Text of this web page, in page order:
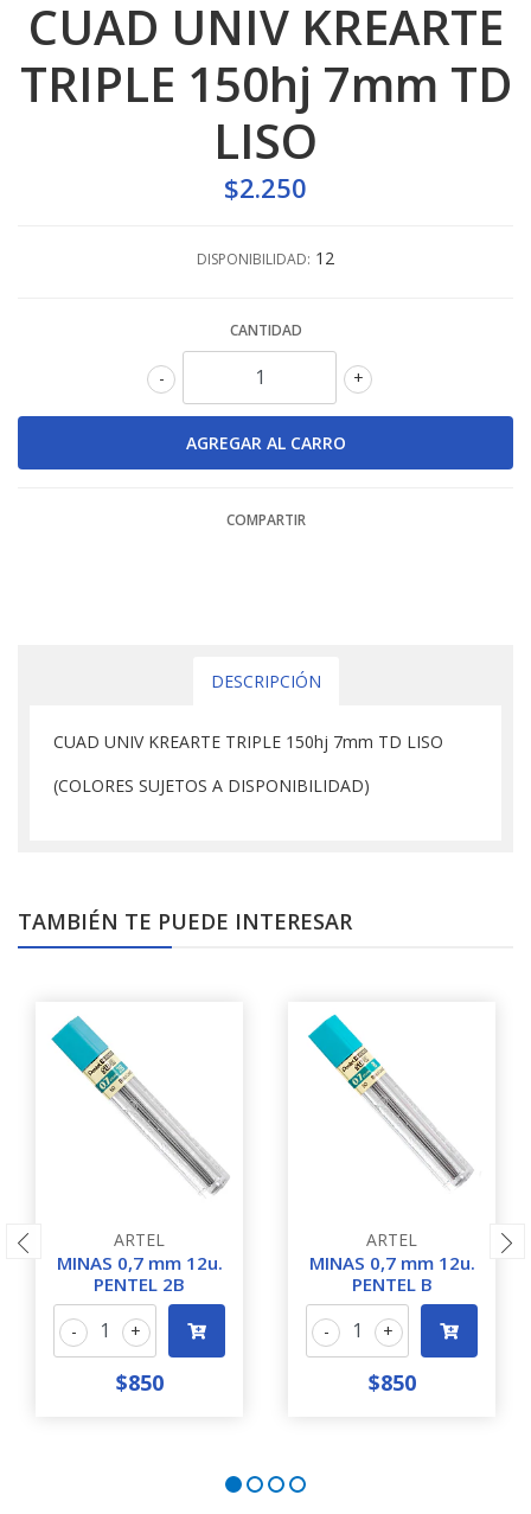
CUAD UNIV KREARTE
TRIPLE 150hj 7mm TD
LISO
$2.250
DISPONIBILIDAD: 12
CANTIDAD
+
-
COMPARTIR
DESCRIPCIÓN
CUAD UNIV KREARTE TRIPLE 150hj 7mm TD LISO
(COLORES SUJETOS A DISPONIBILIDAD)
TAMBIÉN TE PUEDE INTERESAR
ARTEL
MINAS 0,7 mm 12u.
PENTEL 2B
+
-
$850
ARTEL
MINAS 0,7 mm 12u.
PENTEL B
+
-
$850